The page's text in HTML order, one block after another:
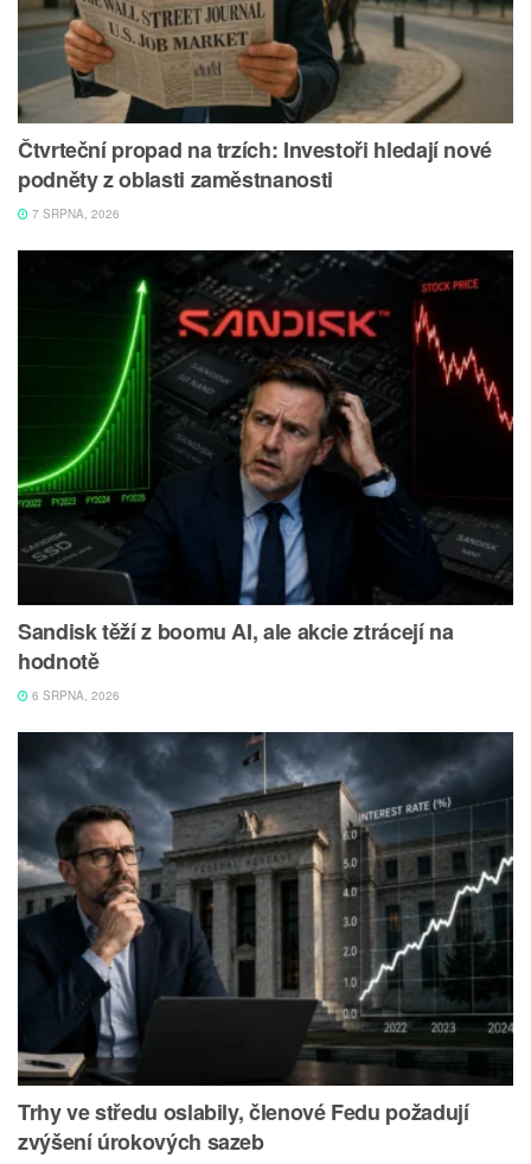
Čtvrteční propad na trzích: Investoři hledají nové
podněty z oblasti zaměstnanosti
7 SRPNA, 2026
Sandisk těží z boomu AI, ale akcie ztrácejí na
hodnotě
6 SRPNA, 2026
Trhy ve středu oslabily, členové Fedu požadují
zvýšení úrokových sazeb